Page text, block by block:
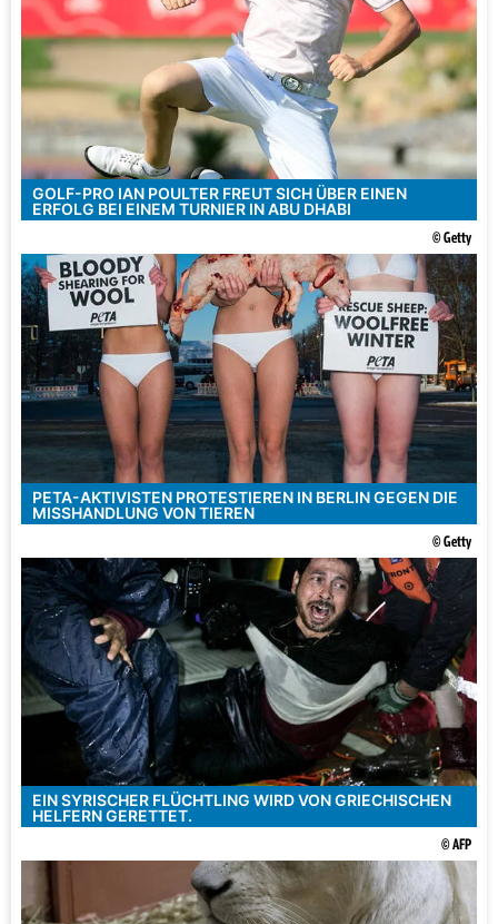
GOLF-PRO IAN POULTER FREUT SICH ÜBER EINEN
ERFOLG BEI EINEM TURNIER IN ABU DHABI
© Getty
PETA-AKTIVISTEN PROTESTIEREN IN BERLIN GEGEN DIE
MISSHANDLUNG VON TIEREN
© Getty
EIN SYRISCHER FLÜCHTLING WIRD VON GRIECHISCHEN
HELFERN GERETTET.
© AFP